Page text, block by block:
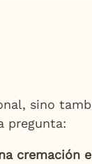
sino
pregunta:
cremación